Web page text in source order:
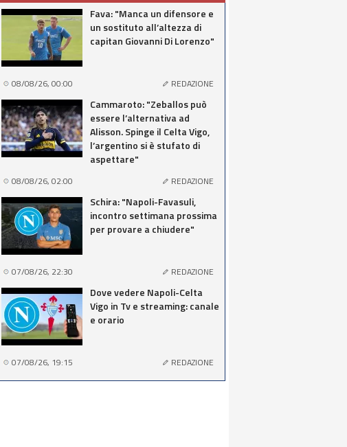
Fava: "Manca un difensore e
un sostituto all’altezza di
capitan Giovanni Di Lorenzo"
08/08/26, 00:00 REDAZIONE
Cammaroto: "Zeballos può
essere l’alternativa ad
Alisson. Spinge il Celta Vigo,
l’argentino si è stufato di
aspettare"
08/08/26, 02:00 REDAZIONE
Schira: "Napoli-Favasuli,
incontro settimana prossima
per provare a chiudere"
07/08/26, 22:30 REDAZIONE
Dove vedere Napoli-Celta
Vigo in Tv e streaming: canale
e orario
07/08/26, 19:15 REDAZIONE